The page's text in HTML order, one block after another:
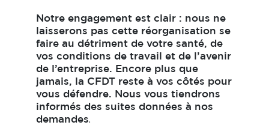
Notre engagement est clair : nous ne
laisserons pas cette réorganisation se
faire au détriment de votre santé, de
vos conditions de travail et de l’avenir
de l’entreprise. Encore plus que
jamais, la CFDT reste à vos côtés pour
vous défendre. Nous vous tiendrons
informés des suites données à nos
demandes.